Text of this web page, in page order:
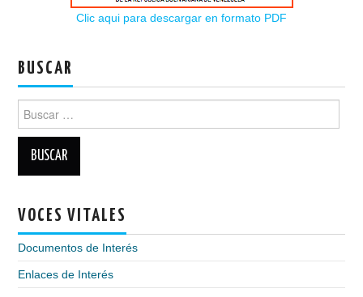
Clic aqui para descargar en formato PDF
BUSCAR
VOCES VITALES
Documentos de Interés
Enlaces de Interés